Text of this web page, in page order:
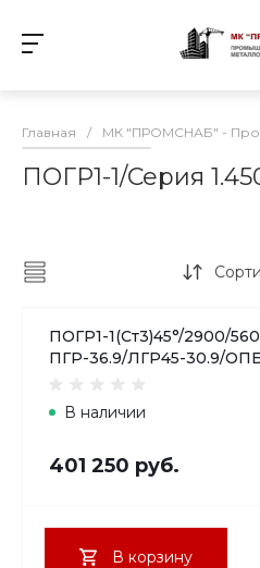
Главная / МК "ПРОМСНАБ" -
ПОГР1-1/Серия
ПОГР1-1(Ст3)45°/2900/
ПГР-36.9/ЛГР45-30.9/
В наличии
401 250 руб.
В корзину